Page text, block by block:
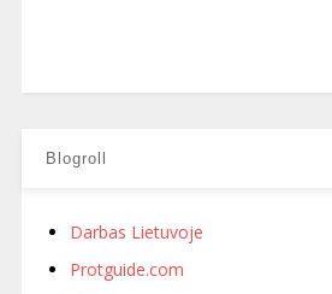
Blogroll
Darbas Lietuvoje
Protguide.com